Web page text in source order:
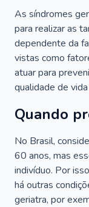
As síndromes
para realizar as
dependente da
vistas como
atuar para
qualidade de
Quando
No Brasil,
60 anos, mas
indivíduo. Por
há outras
geriatra, por